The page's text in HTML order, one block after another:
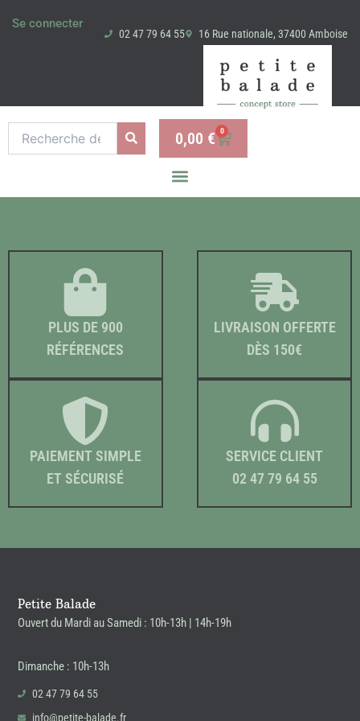
Se connecter
02 47 79 64 55 16 Rue nationale, 37400 Amboise
pour :
0,00 € 0
Panier
PLUS DE 900
RÉFÉRENCES
LIVRAISON OFFERTE
DÈS 150€
PAIEMENT SIMPLE
ET SÉCURISÉ
SERVICE CLIENT
02 47 79 64 55
Petite Balade
Ouvert du Mardi au Samedi : 10h-13h | 14h-19h
Dimanche : 10h-13h
02 47 79 64 55
info@petite-balade.fr